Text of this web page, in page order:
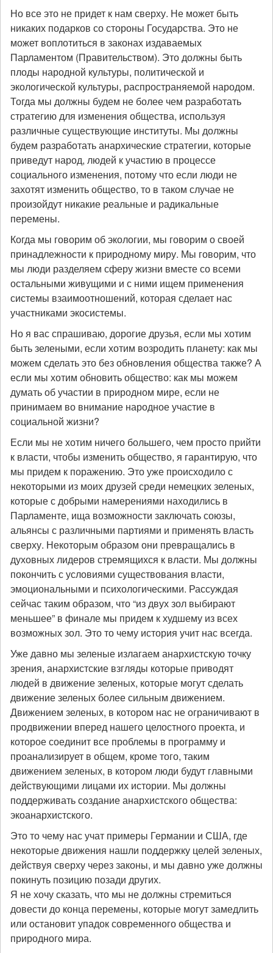
Но все это не придет к нам сверху. Не может быть
никаких подарков со стороны Государства. Это не
может воплотиться в законах издаваемых
Парламентом (Правительством). Это должны быть
плоды народной культуры, политической и
экологической культуры, распространяемой народом.
Тогда мы должны будем не более чем разработать
стратегию для изменения общества, используя
различные существующие институты. Мы должны
будем разработать анархические стратегии, которые
приведут народ, людей к участию в процессе
социального изменения, потому что если люди не
захотят изменить общество, то в таком случае не
произойдут никакие реальные и радикальные
перемены.
Когда мы говорим об экологии, мы говорим о своей
принадлежности к природному миру. Мы говорим, что
мы люди разделяем сферу жизни вместе со всеми
остальными живущими и с ними ищем применения
системы взаимоотношений, которая сделает нас
участниками экосистемы.
Но я вас спрашиваю, дорогие друзья, если мы хотим
быть зелеными, если хотим возродить планету: как мы
можем сделать это без обновления общества также? А
если мы хотим обновить общество: как мы можем
думать об участии в природном мире, если не
принимаем во внимание народное участие в
социальной жизни?
Если мы не хотим ничего большего, чем просто прийти
к власти, чтобы изменить общество, я гарантирую, что
мы придем к поражению. Это уже происходило с
некоторыми из моих друзей среди немецких зеленых,
которые с добрыми намерениями находились в
Парламенте, ища возможности заключать союзы,
альянсы с различными партиями и применять власть
сверху. Некоторым образом они превращались в
духовных лидеров стремящихся к власти. Мы должны
покончить с условиями существования власти,
эмоциональными и психологическими. Рассуждая
сейчас таким образом, что “из двух зол выбирают
меньшее” в финале мы придем к худшему из всех
возможных зол. Это то чему история учит нас всегда.
Уже давно мы зеленые излагаем анархистскую точку
зрения, анархистские взгляды которые приводят
людей в движение зеленых, которые могут сделать
движение зеленых более сильным движением.
Движением зеленых, в котором нас не ограничивают в
продвижении вперед нашего целостного проекта, и
которое соединит все проблемы в программу и
проанализирует в общем, кроме того, таким
движением зеленых, в котором люди будут главными
действующими лицами их истории. Мы должны
поддерживать создание анархистского общества:
экоанархистского.
Это то чему нас учат примеры Германии и США, где
некоторые движения нашли поддержку целей зеленых,
действуя сверху через законы, и мы давно уже должны
покинуть позицию позади других.
Я не хочу сказать, что мы не должны стремиться
довести до конца перемены, которые могут замедлить
или остановит упадок современного общества и
природного мира.